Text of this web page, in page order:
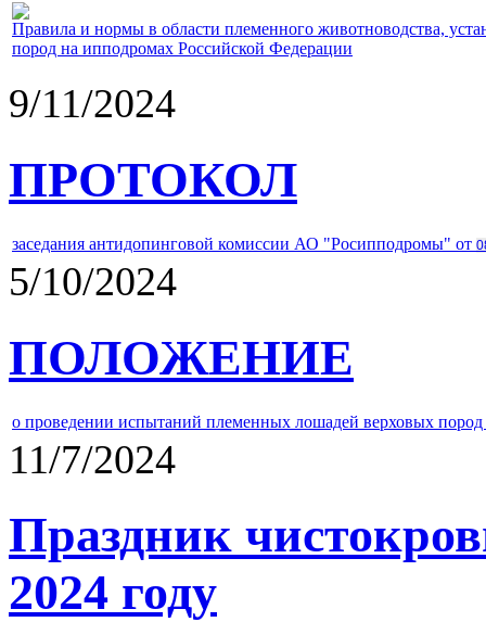
Правила и нормы в области племенного животноводства,
пород на ипподромах Российской Федерации
9/11/2024
ПРОТОКОЛ
заседания антидопинговой комиссии АО "Росипподромы" от
5/10/2024
ПОЛОЖЕНИЕ
о проведении испытаний племенных лошадей верховых
11/7/2024
Праздник
2024 году